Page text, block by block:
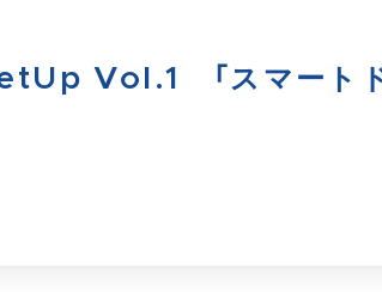
Vol.1 「スマートド